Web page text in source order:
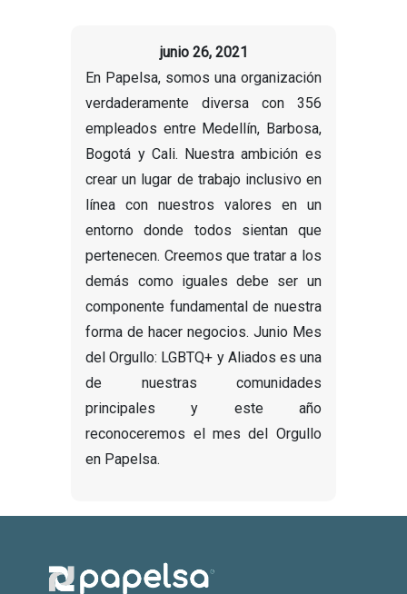
junio 26, 2021
En Papelsa, somos una organización
verdaderamente diversa con 356
empleados entre Medellín, Barbosa,
Bogotá y Cali. Nuestra ambición es
crear un lugar de trabajo inclusivo en
línea con nuestros valores en un
entorno donde todos sientan que
pertenecen. Creemos que tratar a los
demás como iguales debe ser un
componente fundamental de nuestra
forma de hacer negocios. Junio Mes
del Orgullo: LGBTQ+ y Aliados es una
de nuestras comunidades
principales y este año
reconoceremos el mes del Orgullo
en Papelsa.